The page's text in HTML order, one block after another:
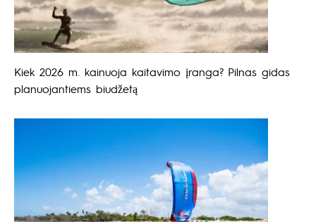
Kiek 2026 m. kainuoja kaitavimo įranga? Pilnas gidas
planuojantiems biudžetą